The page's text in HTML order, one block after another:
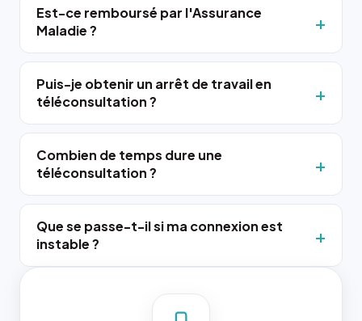
Est-ce remboursé par l'Assurance
Maladie ?
Puis-je obtenir un arrêt de travail en
téléconsultation ?
Combien de temps dure une
téléconsultation ?
Que se passe-t-il si ma connexion est
instable ?